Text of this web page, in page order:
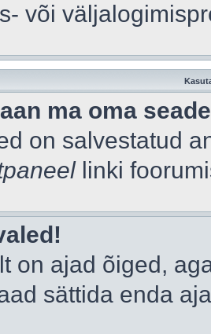
või
ma oma
on salvestatud
linki
on ajad õiged,
sättida enda